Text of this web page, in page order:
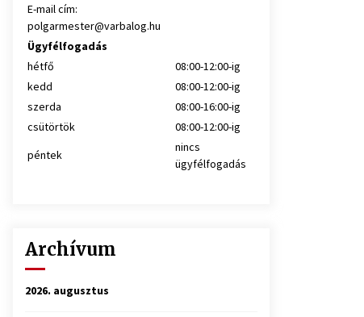
E-mail cím:
polgarmester@varbalog.hu
Ügyfélfogadás
hétfő
08:00-12:00-ig
kedd
08:00-12:00-ig
szerda
08:00-16:00-ig
csütörtök
08:00-12:00-ig
péntek
nincs
ügyfélfogadás
Archívum
2026. augusztus